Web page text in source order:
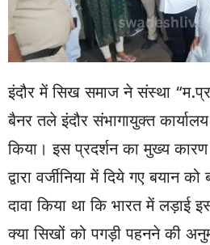
इंदौर में सिख समाज ने संस्था
बैनर तले इंदौर संभागायुक्त
किया। इस प्रदर्शन का मुख्य कारण
द्वारा वर्जीनिया में दिये गए बयान
दावा किया था कि भारत में लड़ाई
क्या सिखों को पगड़ी पहनने की